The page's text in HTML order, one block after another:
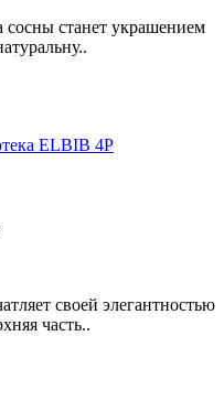
сосны станет украшением
своей элегантностью
часть..